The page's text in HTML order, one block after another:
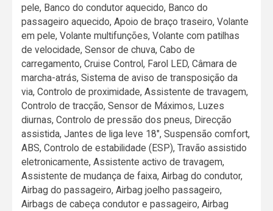
pele, Banco do condutor aquecido, Banco do
passageiro aquecido, Apoio de braço traseiro, Volante
em pele, Volante multifunções, Volante com patilhas
de velocidade, Sensor de chuva, Cabo de
carregamento, Cruise Control, Farol LED, Câmara de
marcha-atrás, Sistema de aviso de transposição da
via, Controlo de proximidade, Assistente de travagem,
Controlo de tracção, Sensor de Máximos, Luzes
diurnas, Controlo de pressão dos pneus, Direcção
assistida, Jantes de liga leve 18", Suspensão comfort,
ABS, Controlo de estabilidade (ESP), Travão assistido
eletronicamente, Assistente activo de travagem,
Assistente de mudança de faixa, Airbag do condutor,
Airbag do passageiro, Airbag joelho passageiro,
Airbags de cabeça condutor e passageiro, Airbag